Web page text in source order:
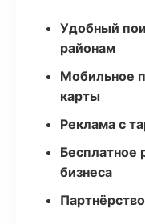
Удобный
районам
Мобильное
карты
Реклама с
Бесплатное
бизнеса